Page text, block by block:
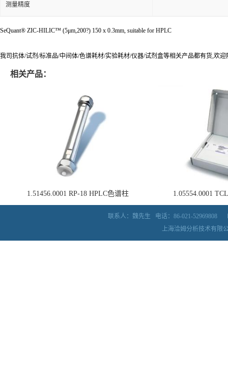
测量精度
SeQuant® ZIC-HILIC™ (5μm,200?) 150 x 0.3mm, suitable for HPLC
我司抗体/试剂/标准品/中间体/色谱耗材/实验耗材/仪器/试剂盒等相关产品都有货,欢
相关产品：
1.51456.0001 RP-18 HPLC色谱柱 1.05554.0001
联系人：魏先生 电话：86-021-52969808
上海洽姆分析技术有限